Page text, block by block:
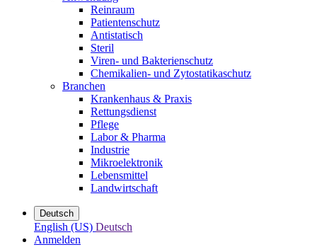
Reinraum
Patientenschutz
Antistatisch
Steril
Viren- und Bakterienschutz
Chemikalien- und Zytostatikaschutz
Branchen
Krankenhaus & Praxis
Rettungsdienst
Pflege
Labor & Pharma
Industrie
Mikroelektronik
Lebensmittel
Landwirtschaft
Deutsch
English (US) Deutsch
Anmelden